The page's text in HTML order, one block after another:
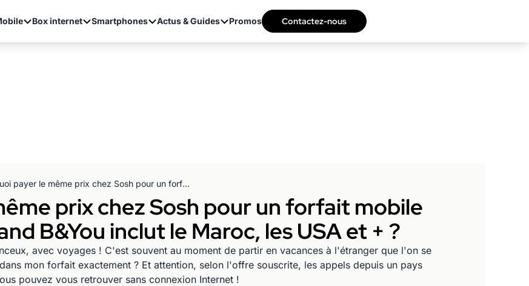
Box internet Smartphones Actus & Guides Promos Contactez-nous
Pourquoi payer le même prix chez Sosh pour un forfait mobile limité à l’Europe quand B&You inclut le Maroc, les USA et + ?
prix chez Sosh pour un forfait mobile
B&You inclut le Maroc, les USA et + ?
avec voyages ! C'est souvent au moment de partir en vacances à l'étranger que l'on se
mon forfait exactement ? Et attention, selon l'offre souscrite, les appels depuis un pays
pouvez vous retrouver sans connexion Internet !